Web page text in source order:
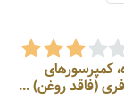
کمپرسورهای
(فاقد روغن) ...